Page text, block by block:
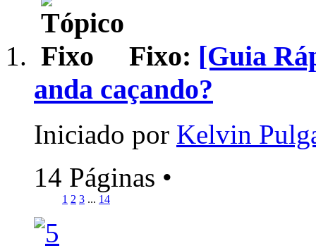
Fixo: [Guia
anda caçando?
Iniciado por Kelvin
14 Páginas •
1 2 3 ... 14